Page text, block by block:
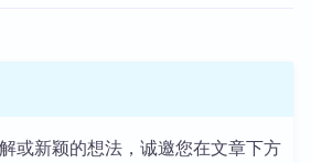
或新颖的想法，诚邀您在文章下方